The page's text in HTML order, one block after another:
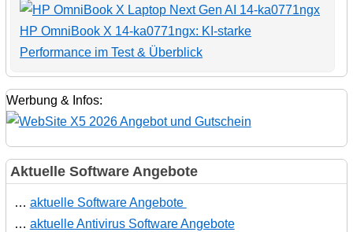
HP OmniBook X 14-ka0771ngx: KI-starke
Performance im Test & Überblick
Werbung & Infos:
Aktuelle Software Angebote
… aktuelle Software Angebote
… aktuelle Antivirus Software Angebote